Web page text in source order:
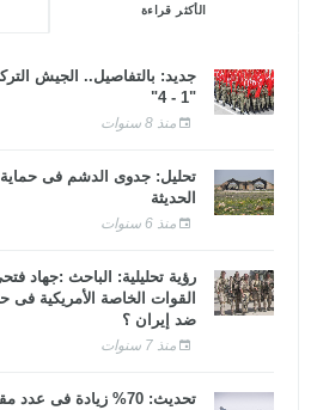
الأكثر قراءة
جديد: بالتفاصيل.. الجيش
"1 - 4"
منذ 8 سنوات
تحليل: جدوى الدشم فى حماية
الحديثة
منذ 6 سنوات
رؤية تحليلية: الباحث :جهاد
القوات الخاصة الأمريكية
ضد إيران ؟
منذ 7 سنوات
تحديث: 70% زيادة فى